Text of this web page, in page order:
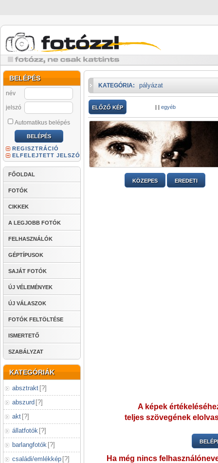
BELÉPÉS
név
jelszó
Automatikus belépés
REGISZTRÁCIÓ
ELFELEJTETT JELSZÓ
FŐOLDAL
FOTÓK
CIKKEK
A LEGJOBB FOTÓK
FELHASZNÁLÓK
GÉPTÍPUSOK
SAJÁT FOTÓK
ÚJ VÉLEMÉNYEK
ÚJ VÁLASZOK
FOTÓK FELTÖLTÉSE
ISMERTETŐ
SZABÁLYZAT
KATEGÓRIÁK
absztrakt [?]
abszurd [?]
akt [?]
állatfotók [?]
barlangfotók [?]
családi/emlékkép [?]
KATEGÓRIA: pályázat
ELŐZŐ KÉP | | egyéb
KÖZEPES EREDETI
A képek
teljes szövegének
Ha még nincs